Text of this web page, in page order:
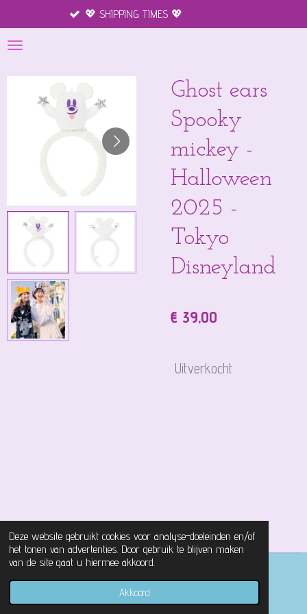
Deze website gebruikt cookies voor analyse-doeleinden en/of
het tonen van advertenties. Door gebruik te blijven maken
van de site gaat u hiermee akkoord.
Akkoord
direct
naar
hoofdinhoud
💖 SHIPPING TIMES 💖
Ghost ears
Spooky
mickey -
Halloween
2025 -
Tokyo
Disneyland
€ 39,00
Uitverkocht